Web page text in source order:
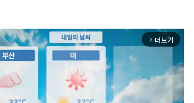
arrow_forward_ios 더보기